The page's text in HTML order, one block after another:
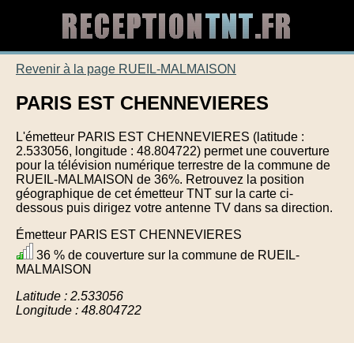
Revenir à la page RUEIL-MALMAISON
PARIS EST CHENNEVIERES
L'émetteur PARIS EST CHENNEVIERES (latitude :
2.533056, longitude : 48.804722) permet une couverture
pour la télévision numérique terrestre de la commune de
RUEIL-MALMAISON de 36%. Retrouvez la position
géographique de cet émetteur TNT sur la carte ci-
dessous puis dirigez votre antenne TV dans sa direction.
Émetteur PARIS EST CHENNEVIERES
36 % de couverture sur la commune de RUEIL-
MALMAISON
Latitude : 2.533056
Longitude : 48.804722